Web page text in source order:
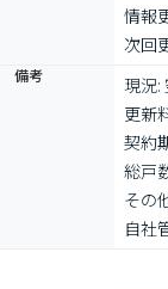
情報
次回
備考
現況:
更新
契約
総戸
その
自社